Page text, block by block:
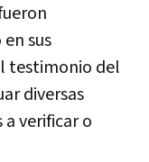
ensus
testimonio del
diversas
averificaro